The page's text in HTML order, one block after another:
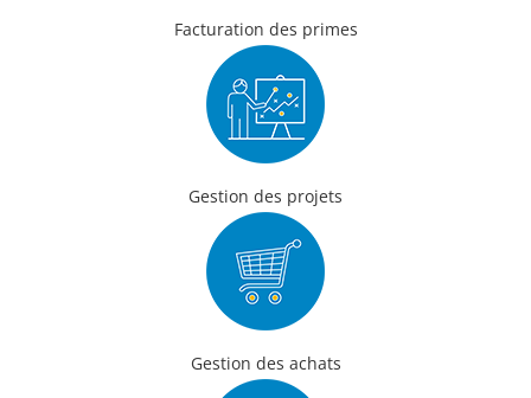
Facturation des primes
Gestion des projets
Gestion des achats